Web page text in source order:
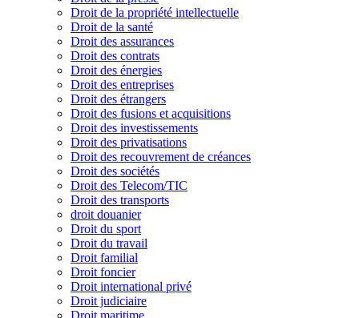
Droit de la propriété intellectuelle
Droit de la santé
Droit des assurances
Droit des contrats
Droit des énergies
Droit des entreprises
Droit des étrangers
Droit des fusions et acquisitions
Droit des investissements
Droit des privatisations
Droit des recouvrement de créances
Droit des sociétés
Droit des Telecom/TIC
Droit des transports
droit douanier
Droit du sport
Droit du travail
Droit familial
Droit foncier
Droit international privé
Droit judiciaire
Droit maritime